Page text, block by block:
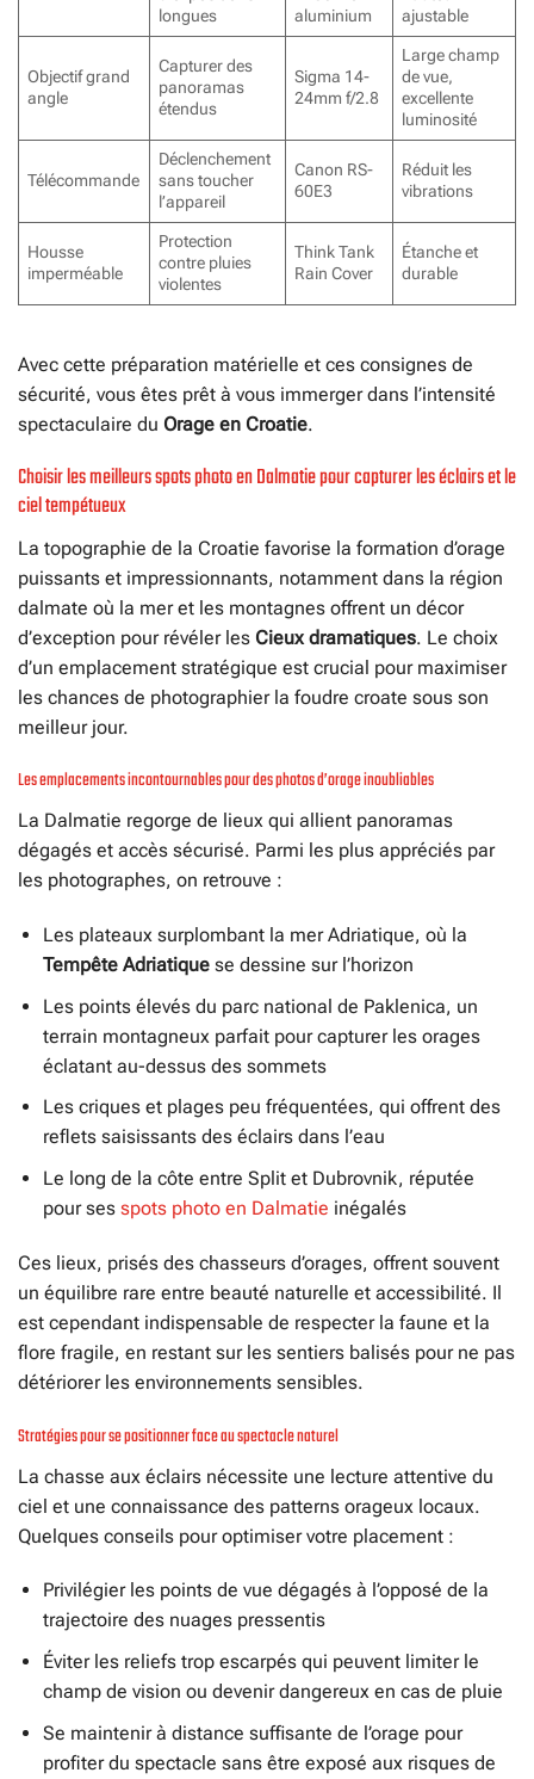
longues
aluminium
ajustable
Objectif grand
angle
Capturer des
panoramas
étendus
Sigma 14-
24mm f/2.8
Large champ
de vue,
excellente
luminosité
Télécommande
Déclenchement
sans toucher
l’appareil
Canon RS-
60E3
Réduit les
vibrations
Housse
imperméable
Protection
contre pluies
violentes
Think Tank
Rain Cover
Étanche et
durable
Avec cette préparation matérielle et ces consignes de
sécurité, vous êtes prêt à vous immerger dans l’intensité
spectaculaire du Orage en Croatie.
Choisir les meilleurs spots photo en Dalmatie pour capturer les éclairs et le
ciel tempétueux
La topographie de la Croatie favorise la formation d’orage
puissants et impressionnants, notamment dans la région
dalmate où la mer et les montagnes offrent un décor
d’exception pour révéler les Cieux dramatiques. Le choix
d’un emplacement stratégique est crucial pour maximiser
les chances de photographier la foudre croate sous son
meilleur jour.
Les emplacements incontournables pour des photos d’orage inoubliables
La Dalmatie regorge de lieux qui allient panoramas
dégagés et accès sécurisé. Parmi les plus appréciés par
les photographes, on retrouve :
Les plateaux surplombant la mer Adriatique, où la
Tempête Adriatiquese dessine sur l’horizon
Les points élevés du parc national de Paklenica, un
terrain montagneux parfait pour capturer les orages
éclatant au-dessus des sommets
Les criques et plages peu fréquentées, qui offrent des
reflets saisissants des éclairs dans l’eau
Le long de la côte entre Split et Dubrovnik, réputée
pour ses spots photo en Dalmatie inégalés
Ces lieux, prisés des chasseurs d’orages, offrent souvent
un équilibre rare entre beauté naturelle et accessibilité. Il
est cependant indispensable de respecter la faune et la
flore fragile, en restant sur les sentiers balisés pour ne pas
détériorer les environnements sensibles.
Stratégies pour se positionner face au spectacle naturel
La chasse aux éclairs nécessite une lecture attentive du
ciel et une connaissance des patterns orageux locaux.
Quelques conseils pour optimiser votre placement :
Privilégier les points de vue dégagés à l’opposé de la
trajectoire des nuages pressentis
Éviter les reliefs trop escarpés qui peuvent limiter le
champ de vision ou devenir dangereux en cas de pluie
Se maintenir à distance suffisante de l’orage pour
profiter du spectacle sans être exposé aux risques de